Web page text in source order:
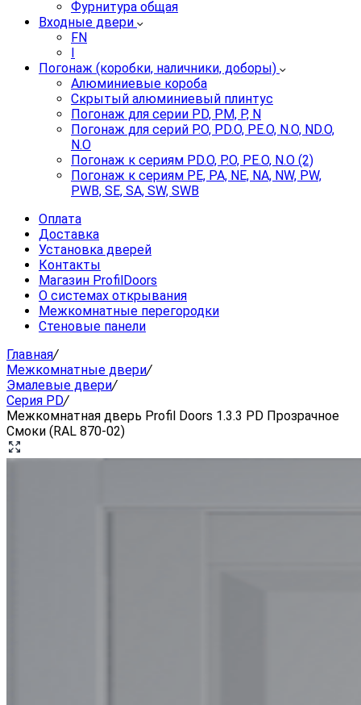
Фурнитура общая
Входные двери
FN
I
Погонаж (коробки, наличники, доборы)
Алюминиевые короба
Скрытый алюминиевый плинтус
Погонаж для серии PD, PM, P, N
Погонаж для серий P.O, PD.O, PE.O, N.O, ND.O,
N.O
Погонаж к сериям PD.O, P.O, PE.O, N.O (2)
Погонаж к сериям PE, PA, NE, NA, NW, PW,
PWB, SE, SA, SW, SWB
Оплата
Доставка
Установка дверей
Контакты
Магазин ProfilDoors
О системах открывания
Межкомнатные перегородки
Стеновые панели
Главная/
Межкомнатные двери/
Эмалевые двери/
Серия PD/
Межкомнатная дверь Profil Doors 1.3.3 PD Прозрачное
Смоки (RAL 870-02)